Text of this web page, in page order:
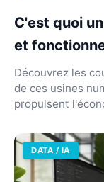
C'est quoi
et
Découvrez les
de ces usines
propulsent
DATA / IA